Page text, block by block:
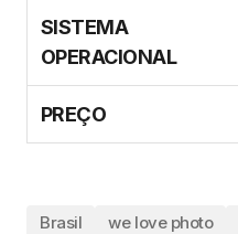
SISTEMA
OPERACIONAL
PREÇO
Brasil we love photo